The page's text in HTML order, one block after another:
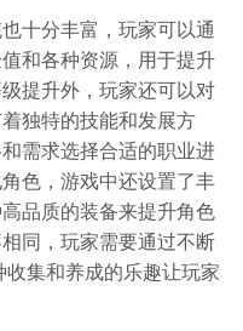
十分丰富，玩家可以通
和各种资源，用于提升
提升外，玩家还可以对
独特的技能和发展方
需求选择合适的职业进
色，游戏中还设置了丰
品质的装备来提升角色
同，玩家需要通过不断
集和养成的乐趣让玩家